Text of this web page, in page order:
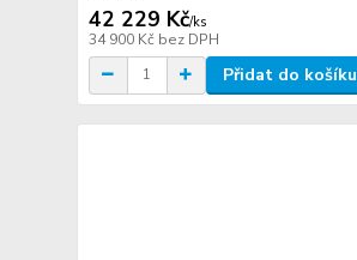
42 229 Kč/ks
34 900 Kč bez DPH
Přidat do košíku